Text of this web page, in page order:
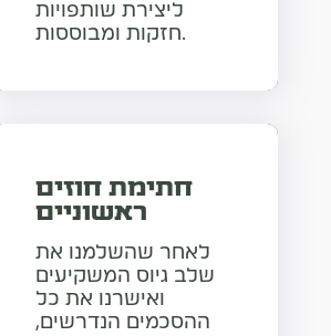
ליצירת שותפויות
חזקות ומבוססות.​
חתימת חוזים
ראשוניים
לאחר שהשלמנו את
שלב גיוס המשקיעים
ואישרנו את כל
ההסכמים הנדרשים,